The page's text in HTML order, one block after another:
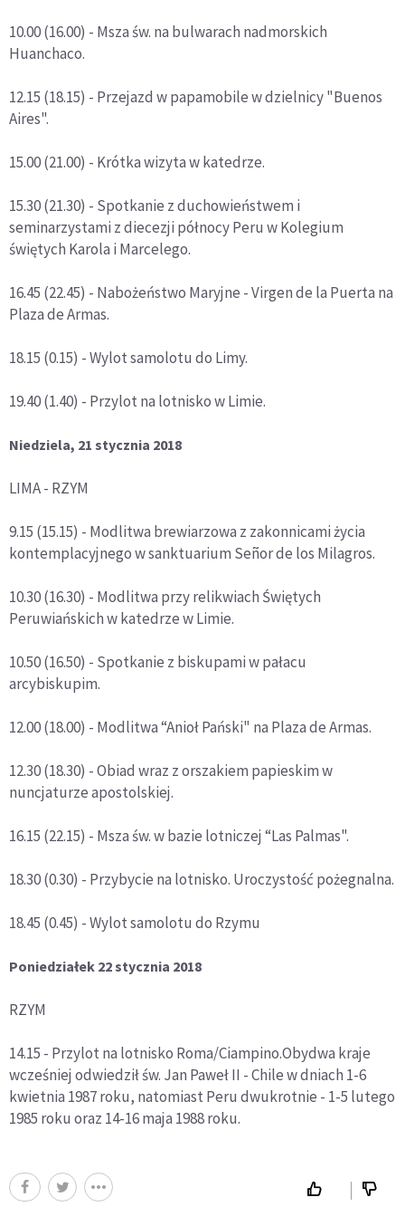
10.00 (16.00) - Msza św. na bulwarach nadmorskich
Huanchaco.
12.15 (18.15) - Przejazd w papamobile w dzielnicy "Buenos
Aires".
15.00 (21.00) - Krótka wizyta w katedrze.
15.30 (21.30) - Spotkanie z duchowieństwem i
seminarzystami z diecezji północy Peru w Kolegium
świętych Karola i Marcelego.
16.45 (22.45) - Nabożeństwo Maryjne - Virgen de la Puerta na
Plaza de Armas.
18.15 (0.15) - Wylot samolotu do Limy.
19.40 (1.40) - Przylot na lotnisko w Limie.
Niedziela, 21 stycznia 2018
LIMA - RZYM
9.15 (15.15) - Modlitwa brewiarzowa z zakonnicami życia
kontemplacyjnego w sanktuarium Señor de los Milagros.
10.30 (16.30) - Modlitwa przy relikwiach Świętych
Peruwiańskich w katedrze w Limie.
10.50 (16.50) - Spotkanie z biskupami w pałacu
arcybiskupim.
12.00 (18.00) - Modlitwa “Anioł Pański" na Plaza de Armas.
12.30 (18.30) - Obiad wraz z orszakiem papieskim w
nuncjaturze apostolskiej.
16.15 (22.15) - Msza św. w bazie lotniczej “Las Palmas".
18.30 (0.30) - Przybycie na lotnisko. Uroczystość pożegnalna.
18.45 (0.45) - Wylot samolotu do Rzymu
Poniedziałek 22 stycznia 2018
RZYM
14.15 - Przylot na lotnisko Roma/Ciampino.Obydwa kraje
wcześniej odwiedził św. Jan Paweł II - Chile w dniach 1-6
kwietnia 1987 roku, natomiast Peru dwukrotnie - 1-5 lutego
1985 roku oraz 14-16 maja 1988 roku.